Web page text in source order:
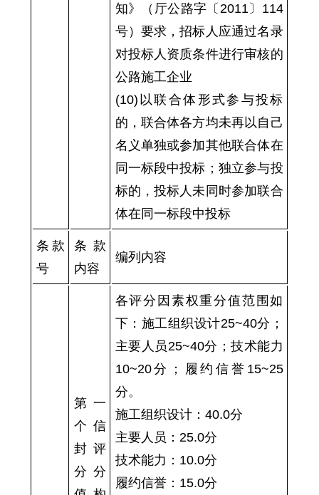
知》（厅公路字〔2011〕114
号）要求，招标人应通过名录
对投标人资质条件进行审核的
公路施工企业
(10)以联合体形式参与投标
的，联合体各方均未再以自己
名义单独或参加其他联合体在
同一标段中投标；独立参与投
标的，投标人未同时参加联合
体在同一标段中投标
条款
号
条款
内容
编列内容
第一
个信
封评
分分
各评分因素权重分值范围如
下：施工组织设计25~40分；
主要人员25~40分；技术能力
10~20分；履约信誉15~25
分。
施工组织设计：40.0分
主要人员：25.0分
技术能力：10.0分
履约信誉：15.0分